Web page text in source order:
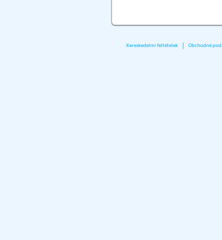
Kereskedelmi feltételek Obchodné